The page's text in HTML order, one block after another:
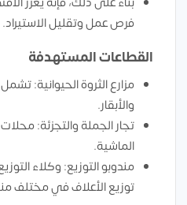
فرص عمل وتقليل الاستيراد.
القطاعات المستهدفة
مزارع الثروة الحيوانية: تشمل
والأبقار.
تجار الجملة والتجزئة:
الماشية.
مندوبو التوزيع: وكلاء
توزيع الأعلاف في مختلف